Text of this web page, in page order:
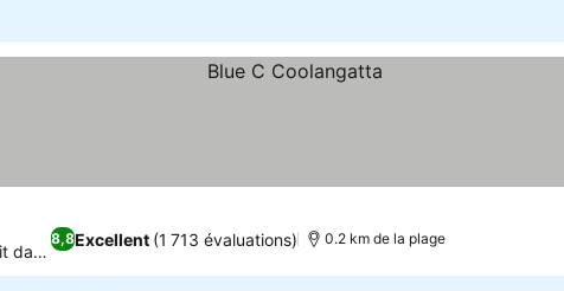
8,8Excellent (1 713 évaluations)
dans
0.2 km de la plage